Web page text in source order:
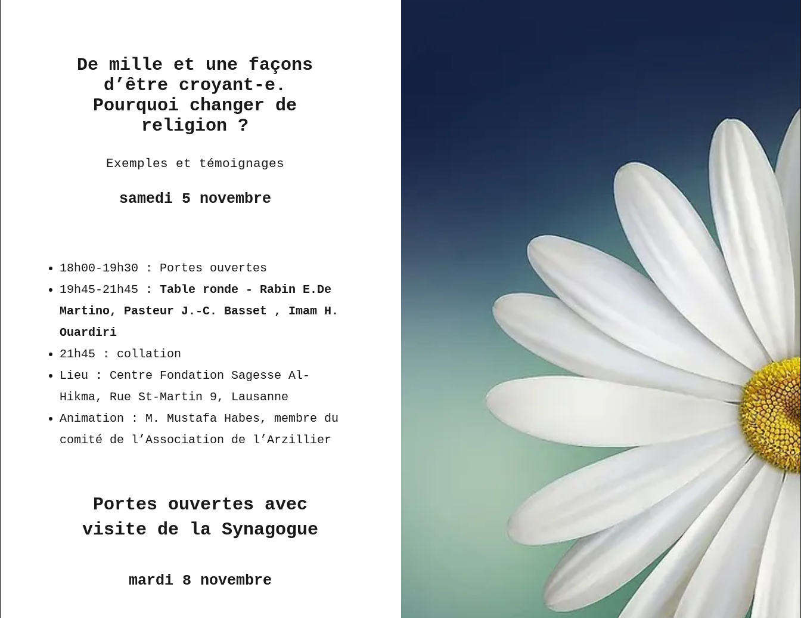
De mille et une façons
d’être croyant-e.
Pourquoi changer de
religion ?
Exemples et témoignages
samedi 5 novembre
18h00-19h30 : Portes ouvertes
19h45-21h45 :Table ronde - Rabin E.De
Martino, Pasteur J.-C. Basset , Imam H.
Ouardiri
21h45 : collation
Lieu : Centre Fondation Sagesse Al-
Hikma, Rue St-Martin 9, Lausanne
Animation : M. Mustafa Habes, membre du
comité de l’Association de l’Arzillier
Portes ouvertes avec
visite de la Synagogue
mardi 8 novembre